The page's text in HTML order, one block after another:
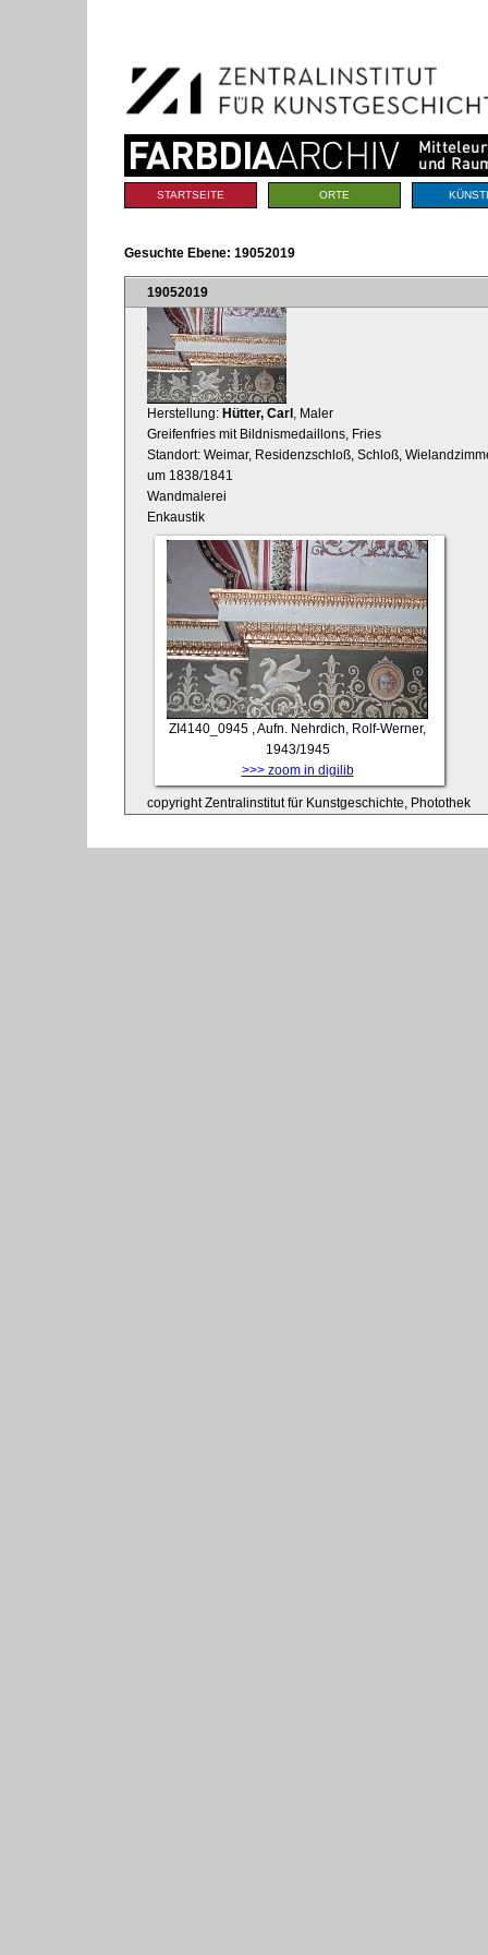
Navigation
Sektionen
STARTSEITE ORTE
Gesuchte Ebene: 19052019
19052019
Herstellung: Hütter, Carl , Maler
Greifenfries mit Bildnismedaillons, Fries
Standort: Weimar, Residenzschloß, Schloß,
um 1838/1841
Wandmalerei
Enkaustik
ZI4140_0945 , Aufn. Nehrdich, Rolf-Werner,
1943/1945
>>> zoom in digilib
copyright Zentralinstitut für Kunstgeschichte, Photothek